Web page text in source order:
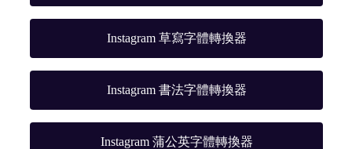
Instagram 草寫字體轉換器
Instagram 書法字體轉換器
Instagram 蒲公英字體轉換器